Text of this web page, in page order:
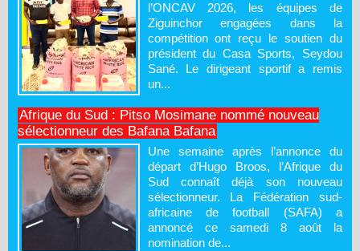
l’ONCAV 2026, les équipes de
Ziguinchor engagées dans la
compétition ont reçu le soutien du
président du Casa Sports, Seydou
Sané. Le dirigeant sportif a remis
un...
Afrique du Sud : Pitso Mosimane nommé nouveau
sélectionneur des Bafana Bafana
Une semaine après l’annonce du
départ d’Hugo Broos, l’Afrique du
Sud connaît déjà son nouveau
sélectionneur. La Fédération sud-
africaine de football (SAFA) a
annoncé ce samedi 8 août la
nomination de...